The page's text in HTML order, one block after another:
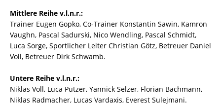
Mittlere Reihe v.l.n.r.:
Trainer Eugen Gopko, Co-Trainer Konstantin Sawin, Kamron
Vaughn, Pascal Sadurski, Nico Wendling, Pascal Schmidt,
Luca Sorge, Sportlicher Leiter Christian Götz, Betreuer Daniel
Voll, Betreuer Dirk Schwamb.
Untere Reihe v.l.n.r.:
Niklas Voll, Luca Putzer, Yannick Selzer, Florian Bachmann,
Niklas Radmacher, Lucas Vardaxis, Everest Sulejmani.